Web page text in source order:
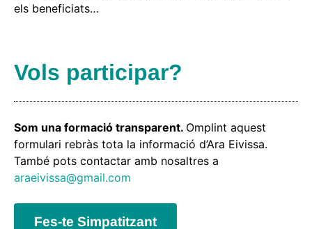
els beneficiats…
Vols participar?
Som una formació transparent. Omplint aquest
formulari rebràs tota la informació d’Ara Eivissa.
També pots contactar amb nosaltres a
araeivissa@gmail.com
Fes-te Simpatitzant